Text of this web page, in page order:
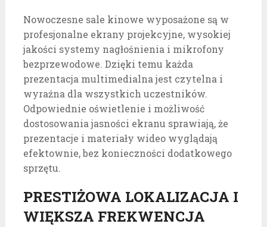
Nowoczesne sale kinowe wyposażone są w
profesjonalne ekrany projekcyjne, wysokiej
jakości systemy nagłośnienia i mikrofony
bezprzewodowe. Dzięki temu każda
prezentacja multimedialna jest czytelna i
wyraźna dla wszystkich uczestników.
Odpowiednie oświetlenie i możliwość
dostosowania jasności ekranu sprawiają, że
prezentacje i materiały wideo wyglądają
efektownie, bez konieczności dodatkowego
sprzętu.
PRESTIŻOWA LOKALIZACJA I
WIĘKSZA FREKWENCJA